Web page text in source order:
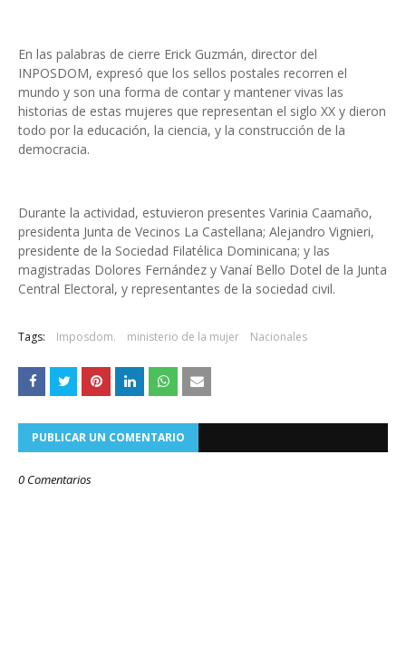
En las palabras de cierre Erick Guzmán, director del
INPOSDOM, expresó que los sellos postales recorren el
mundo y son una forma de contar y mantener vivas las
historias de estas mujeres que representan el siglo XX y dieron
todo por la educación, la ciencia, y la construcción de la
democracia.
Durante la actividad, estuvieron presentes Varinia Caamaño,
presidenta Junta de Vecinos La Castellana; Alejandro Vignieri,
presidente de la Sociedad Filatélica Dominicana; y las
magistradas Dolores Fernández y Vanaí Bello Dotel de la Junta
Central Electoral, y representantes de la sociedad civil.
Tags: Imposdom. ministerio de la mujer Nacionales
PUBLICAR UN COMENTARIO
0 Comentarios